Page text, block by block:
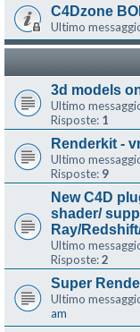
C4Dzone
Ultimo
3d models
Ultimo
Risposte: 1
Renderkit -
Ultimo
Risposte: 9
New C4D
shader/
Ray/
Ultimo
Risposte:2
Super
Ultimo
am